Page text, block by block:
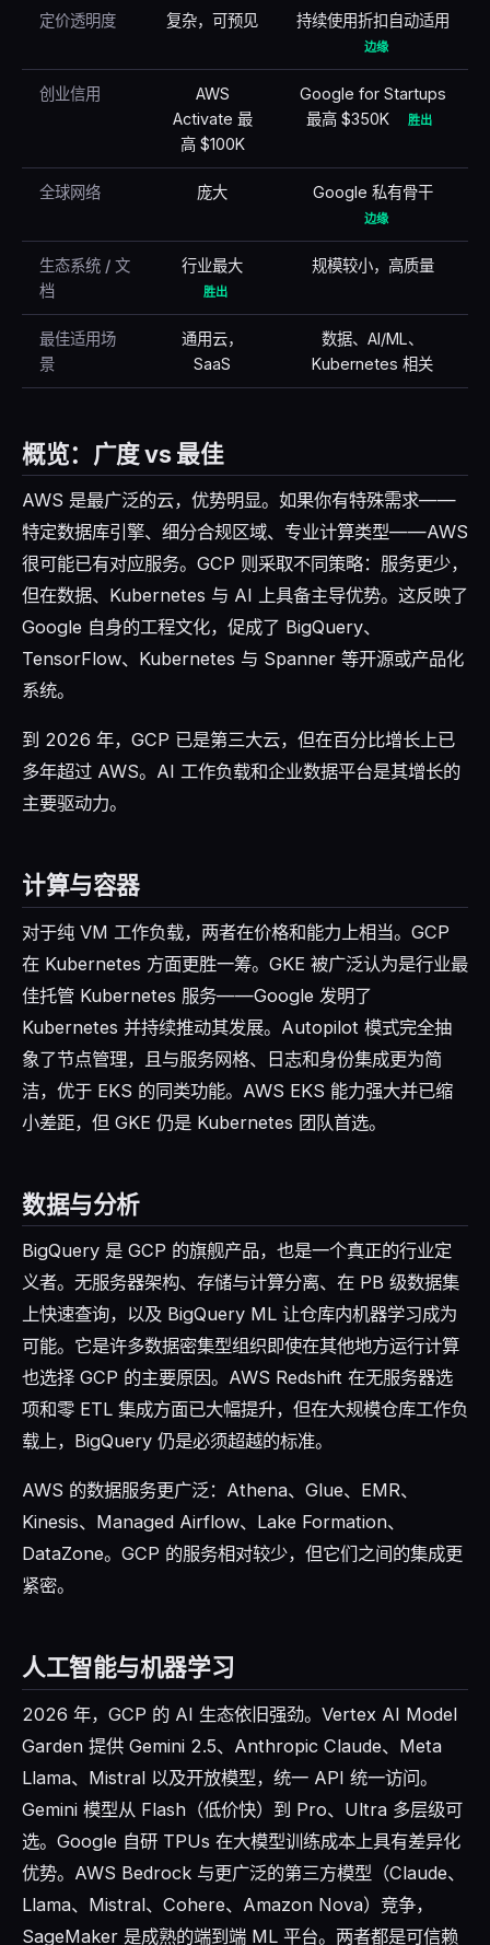
定价透明度 复杂，可预见 持续使用折扣自动适用
边缘
创业信用
AWS
Activate 最
高 $100K
Google for Startups
最高 $350K
胜出
全球网络 庞大 Google 私有骨干
边缘
生态系统 / 文
档
行业最大
胜出
规模较小，高质量
最佳适用场
景
通用云，
SaaS
数据、AI/ML、
Kubernetes 相关
概览：广度 vs 最佳
AWS 是最广泛的云，优势明显。如果你有特殊需求——
特定数据库引擎、细分合规区域、专业计算类型——AWS
很可能已有对应服务。GCP 则采取不同策略：服务更少，
但在数据、Kubernetes 与 AI 上具备主导优势。这反映了
Google 自身的工程文化，促成了 BigQuery、
TensorFlow、Kubernetes 与 Spanner 等开源或产品化
系统。
到 2026 年，GCP 已是第三大云，但在百分比增长上已
多年超过 AWS。AI 工作负载和企业数据平台是其增长的
主要驱动力。
计算与容器
对于纯 VM 工作负载，两者在价格和能力上相当。GCP
在 Kubernetes 方面更胜一筹。GKE 被广泛认为是行业最
佳托管 Kubernetes 服务——Google 发明了
Kubernetes 并持续推动其发展。Autopilot 模式完全抽
象了节点管理，且与服务网格、日志和身份集成更为简
洁，优于 EKS 的同类功能。AWS EKS 能力强大并已缩
小差距，但 GKE 仍是 Kubernetes 团队首选。
数据与分析
BigQuery 是 GCP 的旗舰产品，也是一个真正的行业定
义者。无服务器架构、存储与计算分离、在 PB 级数据集
上快速查询，以及 BigQuery ML 让仓库内机器学习成为
可能。它是许多数据密集型组织即使在其他地方运行计算
也选择 GCP 的主要原因。AWS Redshift 在无服务器选
项和零 ETL 集成方面已大幅提升，但在大规模仓库工作负
载上，BigQuery 仍是必须超越的标准。
AWS 的数据服务更广泛：Athena、Glue、EMR、
Kinesis、Managed Airflow、Lake Formation、
DataZone。GCP 的服务相对较少，但它们之间的集成更
紧密。
人工智能与机器学习
2026 年，GCP 的 AI 生态依旧强劲。Vertex AI Model
Garden 提供 Gemini 2.5、Anthropic Claude、Meta
Llama、Mistral 以及开放模型，统一 API 统一访问。
Gemini 模型从 Flash（低价快）到 Pro、Ultra 多层级可
选。Google 自研 TPUs 在大模型训练成本上具有差异化
优势。AWS Bedrock 与更广泛的第三方模型（Claude、
Llama、Mistral、Cohere、Amazon Nova）竞争，
SageMaker 是成熟的端到端 ML 平台。两者都是可信赖